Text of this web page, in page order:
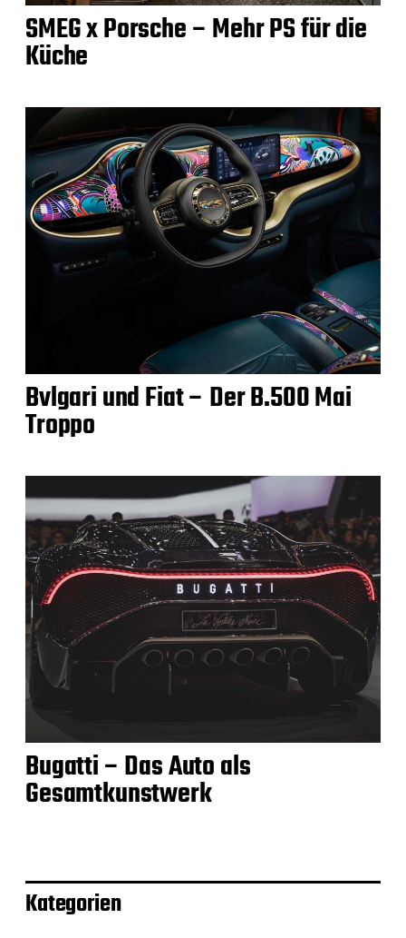
SMEG x Porsche – Mehr PS für die
Küche
Bvlgari und Fiat – Der B.500 Mai
Troppo
Bugatti – Das Auto als
Gesamtkunstwerk
Kategorien